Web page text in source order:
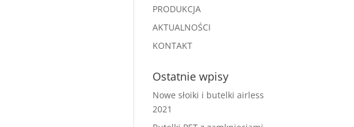
PRODUKCJA
AKTUALNOŚCI
KONTAKT
Ostatnie wpisy
Nowe słoiki i butelki airless
2021